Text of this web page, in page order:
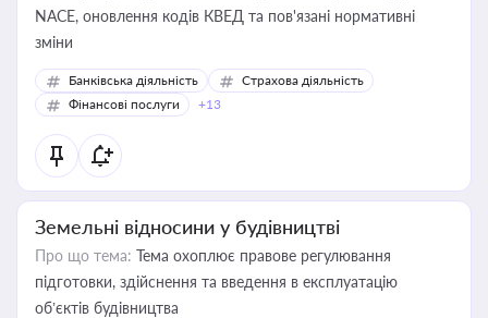
NACE, оновлення кодів КВЕД та пов'язані нормативні
зміни
Банківська діяльність
Страхова діяльність
Фінансові послуги
+13
Земельні відносини у будівництві
Про що тема: Тема охоплює правове регулювання
підготовки, здійснення та введення в експлуатацію
об’єктів будівництва